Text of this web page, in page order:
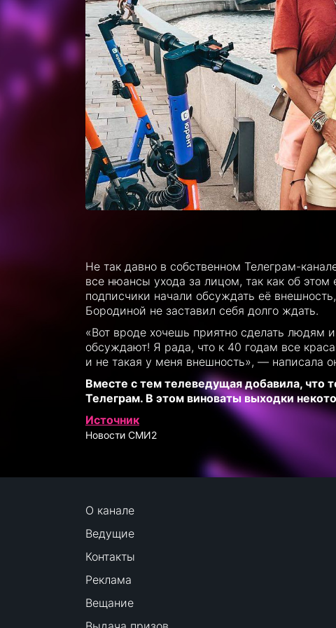
Не так давно в собственном Телеграм-
все нюансы ухода за лицом, так как об
подписчики начали обсуждать её
Бородиной не заставил себя долго ждать.
«Вот вроде хочешь приятно сделать людям
обсуждают! Я рада, что к 40 годам все
и не такая у меня внешность», — написала
Вместе с тем телеведущая добавила, что
Телеграм. В этом виноваты выходки
Источник
Новости СМИ2
О канале
Ведущие
Контакты
Реклама
Вещание